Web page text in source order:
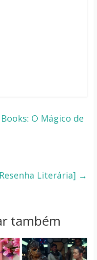
O Mágico de
Literária] →
também